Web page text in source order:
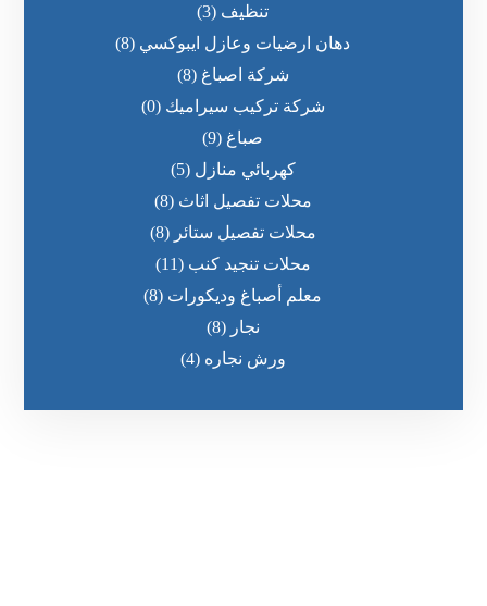
تنظيف (3)
دهان ارضيات وعازل ايبوكسي (8)
شركة اصباغ (8)
شركة تركيب سيراميك (0)
صباغ (9)
كهربائي منازل (5)
محلات تفصيل اثاث (8)
محلات تفصيل ستائر (8)
محلات تنجيد كنب (11)
معلم أصباغ وديكورات (8)
نجار (8)
ورش نجاره (4)